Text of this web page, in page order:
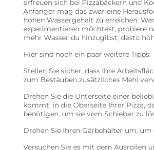
erfreuen sich bei Pizzabäckern und
Anfänger mag das zwar eine
hohen Wassergehalt zu erreichen.
experimentieren möchtest, probiere
mehr Wasser du hinzugibst, desto
Hier sind noch ein paar weitere Tipps:
Stellen Sie sicher, dass Ihre
zum Bestäuben zusätzliches Mehl
Drehen Sie die Unterseite einer
kommt, in die Oberseite Ihrer Pizza,
benötigen, um sie vom Schieber zu
Drehen Sie Ihren Gärbehälter um,
Versuchen Sie es mit dem Ausrollen